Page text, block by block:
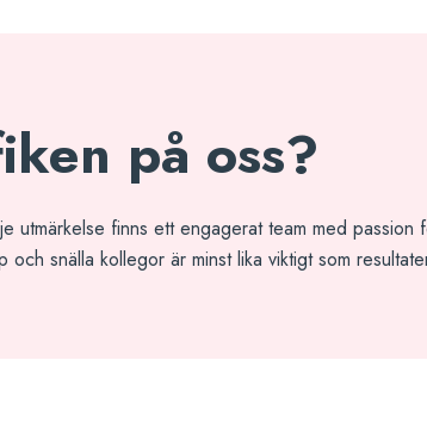
på oss?
utmärkelse finns ett engagerat team med passion
och snälla kollegor är minst lika viktigt som